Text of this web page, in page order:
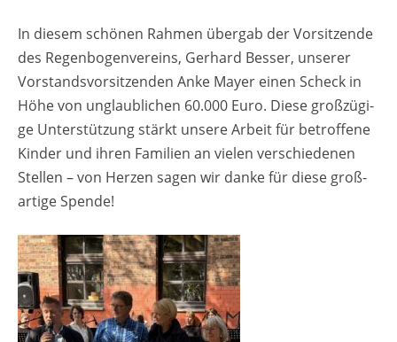
In die­sem schö­nen Rah­men über­gab der Vor­sit­zen­de
des Re­gen­bo­gen­ver­eins, Ger­hard Bes­ser, un­se­rer
Vor­stands­vor­sit­zen­den Anke Mayer einen Scheck in
Höhe von un­glaub­li­chen 60.000 Euro. Diese gro­ß­zü­gi­
ge Un­ter­stüt­zung stärkt un­se­re Ar­beit für be­trof­fe­ne
Kin­der und ihren Fa­mi­li­en an vie­len ver­schie­de­nen
Stel­len – von Her­zen sagen wir danke für diese gro­ß­
ar­ti­ge Spen­de!